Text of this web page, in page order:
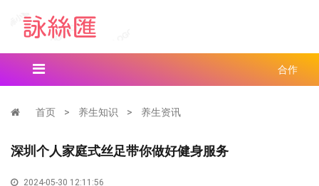
合作
首页 > 养生知识 > 养生资讯
深圳个人家庭式丝足带你做好健身服务
2024-05-30 12:11:56